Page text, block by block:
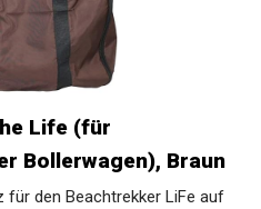
Life (für
Bollerwagen), Braun
für den Beachtrekker LiFe auf